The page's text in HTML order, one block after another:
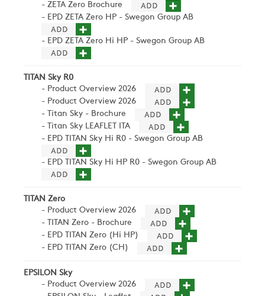
- ZETA Zero Brochure
- EPD ZETA Zero HP - Swegon Group AB
- EPD ZETA Zero Hi HP - Swegon Group AB
TITAN Sky R0
- Product Overview 2026
- Product Overview 2026
- Titan Sky - Brochure
- Titan Sky LEAFLET ITA
- EPD TITAN Sky Hi R0 - Swegon Group AB
- EPD TITAN Sky Hi HP R0 - Swegon Group AB
TITAN Zero
- Product Overview 2026
- TITAN Zero - Brochure
- EPD TITAN Zero (Hi HP)
- EPD TITAN Zero (CH)
EPSILON Sky
- Product Overview 2026